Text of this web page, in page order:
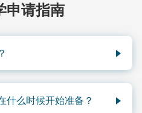
申请指南
阅更多美国大学申请指南。
什么时候开始准备？